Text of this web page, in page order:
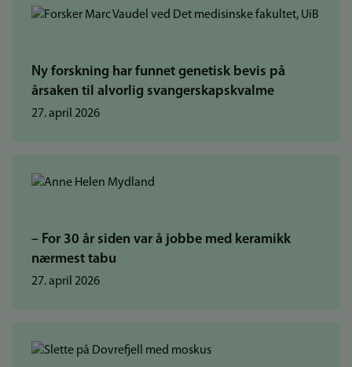
Ny forskning har funnet genetisk bevis på
årsaken til alvorlig svangerskapskvalme
27. april 2026
– For 30 år siden var å jobbe med keramikk
nærmest tabu
27. april 2026